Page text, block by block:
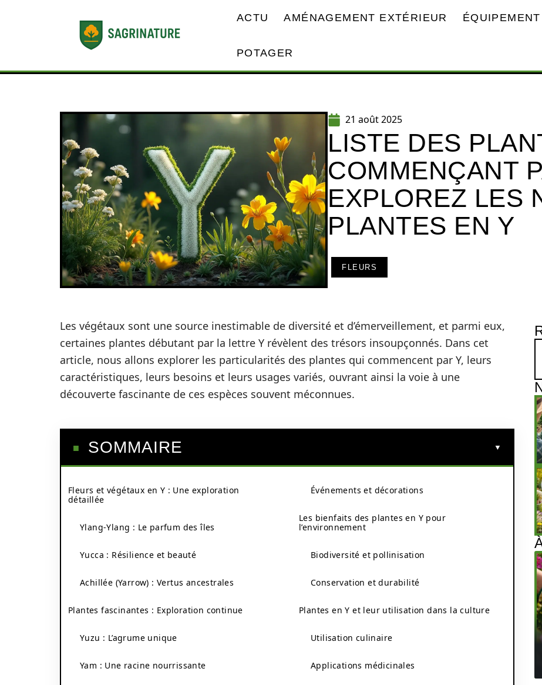
ACTU AMÉNAGEMENT EXTÉRIEUR ÉQUIPEMENT
POTAGER
21 août 2025
LISTE DES
COMMENÇANT
EXPLOREZ LES
PLANTES EN Y
FLEURS
Les végétaux sont une source inestimable de diversité et d’émerveillement, et parmi eux,
certaines plantes débutant par la lettre Y révèlent des trésors insoupçonnés. Dans cet
article, nous allons explorer les particularités des plantes qui commencent par Y, leurs
caractéristiques, leurs besoins et leurs usages variés, ouvrant ainsi la voie à une
découverte fascinante de ces espèces souvent méconnues.
SOMMAIRE
Fleurs et végétaux en Y : Une exploration
détaillée
Ylang-Ylang : Le parfum des îles
Yucca : Résilience et beauté
Achillée (Yarrow) : Vertus ancestrales
Plantes fascinantes : Exploration continue
Yuzu : L’agrume unique
Yam : Une racine nourrissante
Événements et décorations
Les bienfaits des plantes en Y pour
l’environnement
Biodiversité et pollinisation
Conservation et durabilité
Plantes en Y et leur utilisation dans la culture
Utilisation culinaire
Applications médicinales